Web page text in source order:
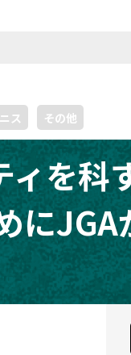
ス その他
を科
JGA